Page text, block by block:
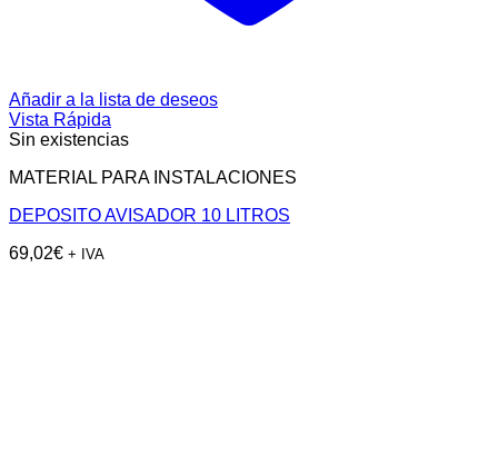
Añadir a la lista de deseos
Vista Rápida
Sin existencias
MATERIAL PARA INSTALACIONES
DEPOSITO AVISADOR 10 LITROS
69,02€ + IVA